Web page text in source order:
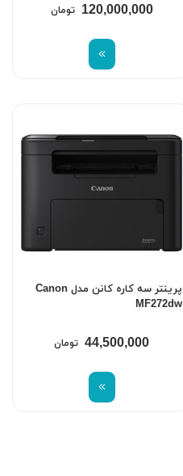
120,000,000 تومان
پرینتر سه کاره کانن مدل Canon
MF272dw
44,500,000 تومان